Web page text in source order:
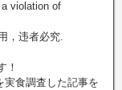
violation of
，违者必究.
！
実食調査した記事を